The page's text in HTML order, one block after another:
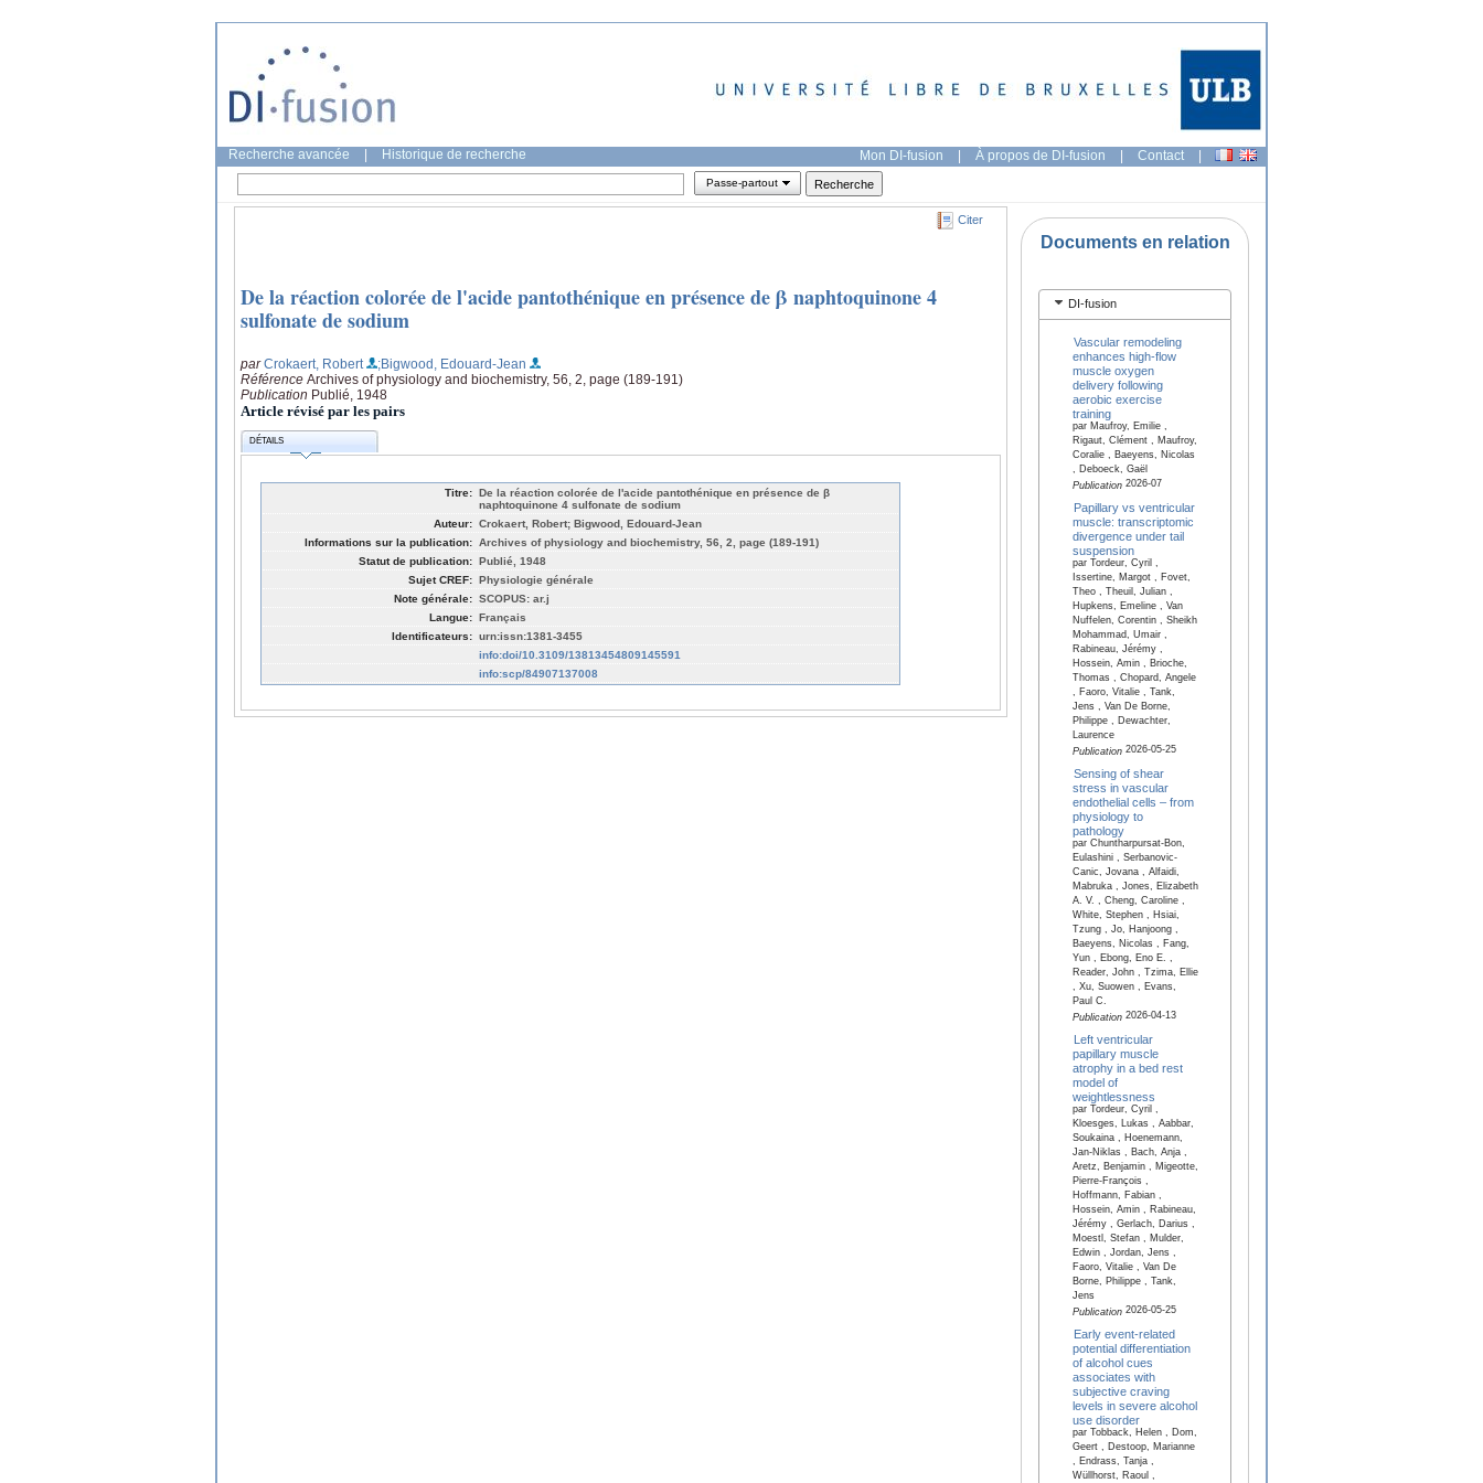
Recherche avancée Historique de recherche Mon DI-fusion | À propos de DI-fusion | Contact |
Passe-partout
Citer
De la réaction colorée de l'acide pantothénique en présence de β naphtoquinone 4
sulfonate de sodium
parCrokaert, Robert
;Bigwood, Edouard-Jean
Référence Archives of physiology and biochemistry, 56, 2, page (189-191)
Publication Publié, 1948
Article révisé par les pairs
DÉTAILS
Titre: De la réaction colorée de l'acide pantothénique en présence de β
naphtoquinone 4 sulfonate de sodium
Auteur: Crokaert, Robert; Bigwood, Edouard-Jean
Informations sur la publication: Archives of physiology and biochemistry, 56, 2, page (189-191)
Statut de publication: Publié, 1948
Sujet CREF: Physiologie générale
Note générale: SCOPUS: ar.j
Langue: Français
Identificateurs: urn:issn:1381-3455
info:doi/10.3109/13813454809145591
info:scp/84907137008
Documents en relation
DI-fusion
Vascular remodeling
enhances high-flow
muscle oxygen
delivery following
aerobic exercise
training
par Maufroy, Emilie ,
Rigaut, Clément , Maufroy,
Coralie , Baeyens, Nicolas
, Deboeck, Gaël
Publication2026-07
Papillary vs ventricular
muscle: transcriptomic
divergence under tail
suspension
par Tordeur, Cyril ,
Issertine, Margot , Fovet,
Theo , Theuil, Julian ,
Hupkens, Emeline , Van
Nuffelen, Corentin , Sheikh
Mohammad, Umair ,
Rabineau, Jérémy ,
Hossein, Amin , Brioche,
Thomas , Chopard, Angele
, Faoro, Vitalie , Tank,
Jens , Van De Borne,
Philippe , Dewachter,
Laurence
Publication2026-05-25
Sensing of shear
stress in vascular
endothelial cells – from
physiology to
pathology
par Chuntharpursat-Bon,
Eulashini , Serbanovic-
Canic, Jovana , Alfaidi,
Mabruka , Jones, Elizabeth
A. V. , Cheng, Caroline ,
White, Stephen , Hsiai,
Tzung , Jo, Hanjoong ,
Baeyens, Nicolas , Fang,
Yun , Ebong, Eno E. ,
Reader, John , Tzima, Ellie
, Xu, Suowen , Evans,
Paul C.
Publication2026-04-13
Left ventricular
papillary muscle
atrophy in a bed rest
model of
weightlessness
par Tordeur, Cyril ,
Kloesges, Lukas , Aabbar,
Soukaina , Hoenemann,
Jan-Niklas , Bach, Anja ,
Aretz, Benjamin , Migeotte,
Pierre-François ,
Hoffmann, Fabian ,
Hossein, Amin , Rabineau,
Jérémy , Gerlach, Darius ,
Moestl, Stefan , Mulder,
Edwin , Jordan, Jens ,
Faoro, Vitalie , Van De
Borne, Philippe , Tank,
Jens
Publication2026-05-25
Early event-related
potential differentiation
of alcohol cues
associates with
subjective craving
levels in severe alcohol
use disorder
par Tobback, Helen , Dom,
Geert , Destoop, Marianne
, Endrass, Tanja ,
Wüllhorst, Raoul ,